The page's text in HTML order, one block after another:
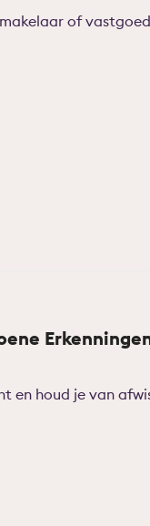
of
en houd je van